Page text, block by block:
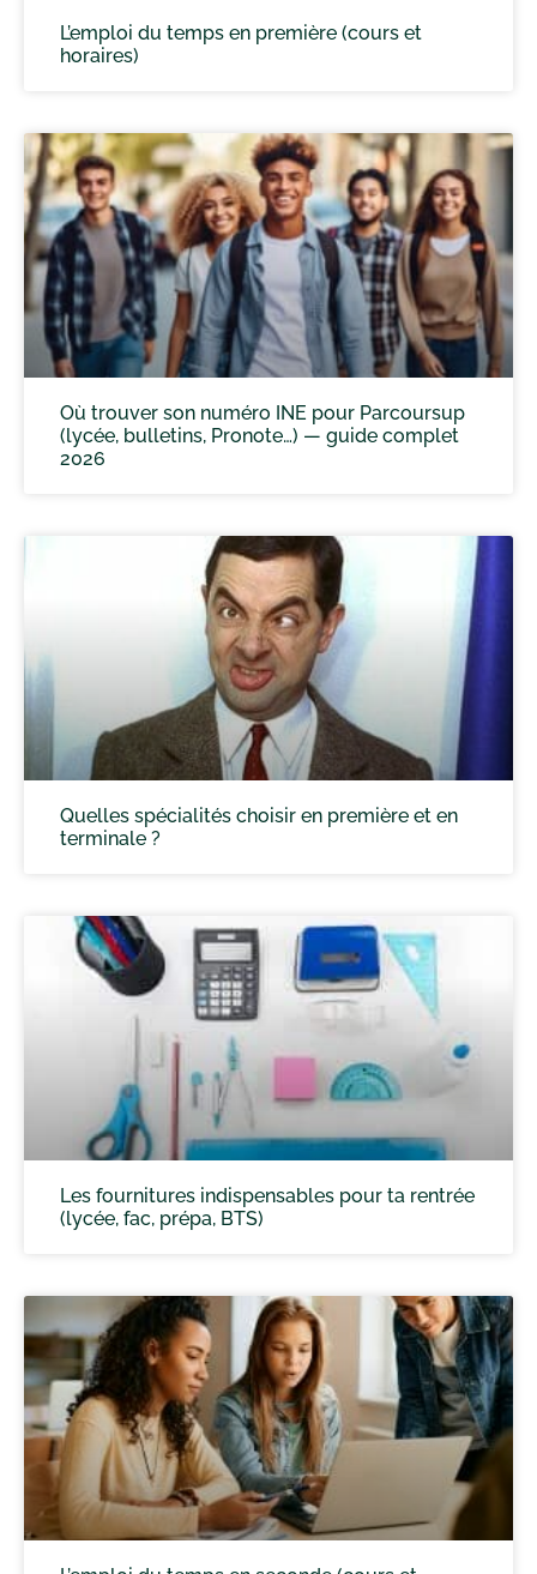
L’emploi du temps en première (cours et
horaires)
Où trouver son numéro INE pour Parcoursup
(lycée, bulletins, Pronote…) — guide complet
2026
Quelles spécialités choisir en première et en
terminale ?
Les fournitures indispensables pour ta rentrée
(lycée, fac, prépa, BTS)